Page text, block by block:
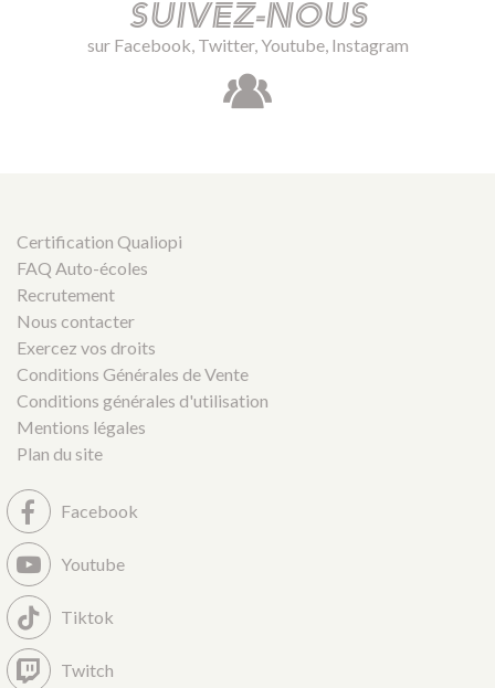
Suivez-nous
sur Facebook, Twitter, Youtube, Instagram
Certification Qualiopi
FAQ Auto-écoles
Recrutement
Nous contacter
Exercez vos droits
Conditions Générales de Vente
Conditions générales d'utilisation
Mentions légales
Plan du site
Facebook
Youtube
Tiktok
Twitch